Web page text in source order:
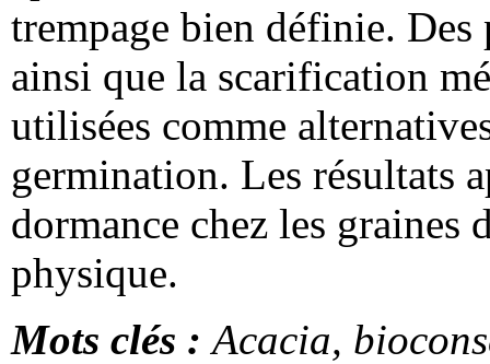
trempage bien définie. Des
ainsi que la scarification
utilisées comme
germination. Les résultats
dormance chez les graines
physique.
Mots clés :Acacia,